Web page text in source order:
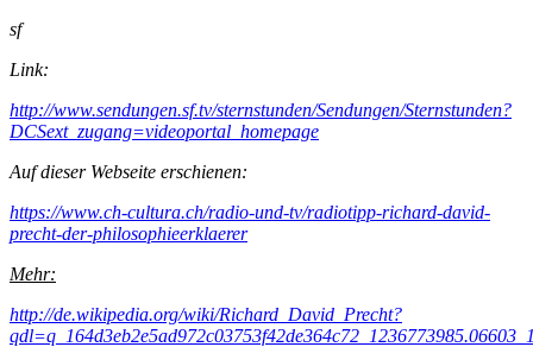
sf
Link:
http://www.sendungen.sf.tv/sternstunden/Sendungen/Sternstunden?
DCSext_zugang=videoportal_homepage
Auf dieser Webseite erschienen:
https://www.ch-cultura.ch/radio-und-tv/radiotipp-richard-david-
precht-der-philosophieerklaerer
Mehr:
http://de.wikipedia.org/wiki/Richard_David_Precht?